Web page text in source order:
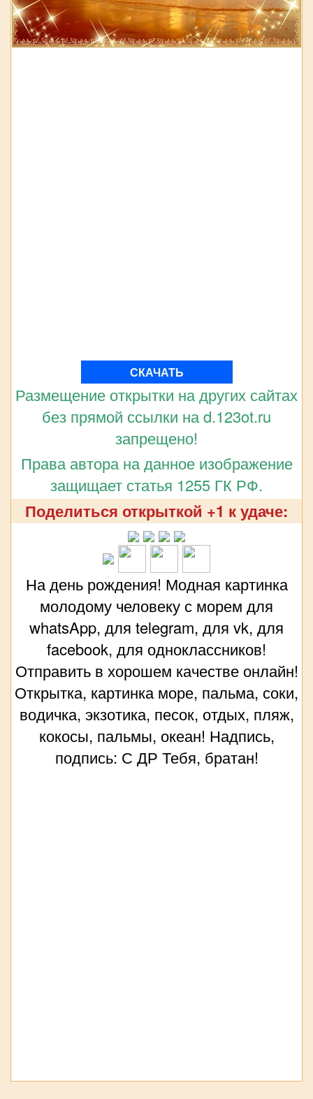
СКАЧАТЬ
Размещение открытки на других сайтах
без прямой ссылки на d.123ot.ru
запрещено!
Права автора на данное изображение
защищает статья 1255 ГК РФ.
Поделиться открыткой +1 к удаче:
На день рождения! Модная картинка
молодому человеку с морем для
whatsApp, для telegram, для vk, для
facebook, для одноклассников!
Отправить в хорошем качестве онлайн!
Открытка, картинка море, пальма, соки,
водичка, экзотика, песок, отдых, пляж,
кокосы, пальмы, океан! Надпись,
подпись: С ДР Тебя, братан!